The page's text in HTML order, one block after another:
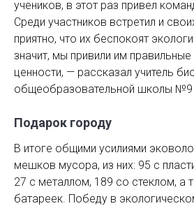
учеников, в этот раз привел
Среди участников встретил и
приятно, что их беспокоят
значит, мы привили им правильные
ценности, — рассказал учитель
общеобразовательной школы №9
Подарок городу
В итоге общими усилиями
мешков мусора, из них: 95 с
27 с металлом, 189 со стеклом, а
батареек. Победу в